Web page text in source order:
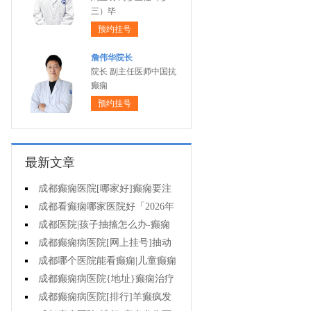
三）毕
预约挂号
詹伟华院长
院长 副主任医师中国抗
癫痫
预约挂号
最新文章
成都癫痫医院[哪家好]癫痫要注
意什么?
成都看癫痫哪家医院好「2026年
度公布」外伤后癫痫有什么特征?
成都医院|孩子抽搐怎么办-癫痫
怎么治?
成都癫痫病医院[网上挂号]抽动
症是癫痫吗?
成都哪个医院能看癫痫|儿童癫痫
会造成什么后果?
成都癫痫病医院{地址}癫痫治疗
要怎么治?
成都癫痫病医院[排行]羊癫疯发